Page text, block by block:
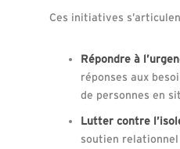
Ces initiatives
Répondre à
réponses aux
de personnes en
Lutter contre
soutien relationnel